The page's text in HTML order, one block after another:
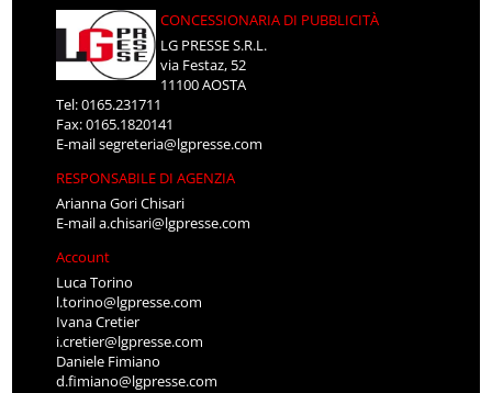
CONCESSIONARIA DI PUBBLICITÀ
LG PRESSE S.R.L.
via Festaz, 52
11100 AOSTA
Tel: 0165.231711
Fax: 0165.1820141
E-mailsegreteria@lgpresse.com
RESPONSABILE DI AGENZIA
Arianna Gori Chisari
E-maila.chisari@lgpresse.com
Account
Luca Torino
l.torino@lgpresse.com
Ivana Cretier
i.cretier@lgpresse.com
Daniele Fimiano
d.fimiano@lgpresse.com